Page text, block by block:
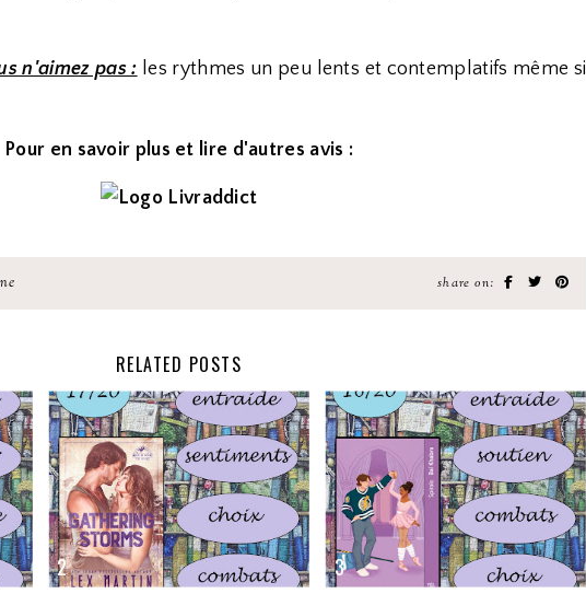
n'aimez pas : les rythmes un peu lents et contemplatifs même si
Pour en savoir plus et lire d'autres avis :
share on:
RELATED POSTS